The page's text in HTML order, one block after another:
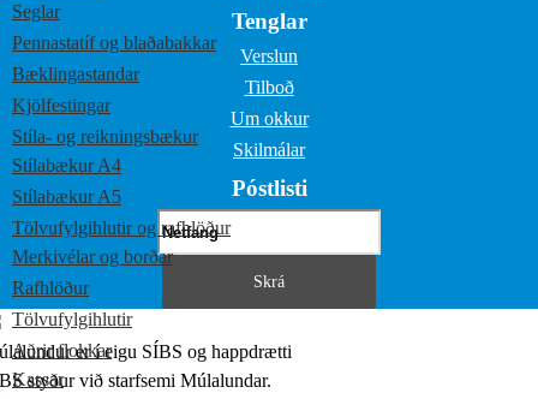
Seglar
Pennastatíf og blaðabakkar
Bæklingastandar
Kjölfestingar
Stíla- og reikningsbækur
Stílabækur A4
Stílabækur A5
Tölvufylgihlutir og rafhlöður
Merkivélar og borðar
Rafhlöður
Tölvufylgihlutir
Aðrir flokkar
Kassar
Tenglar
Verslun
Tilboð
Um okkur
Skilmálar
Póstlisti
er í eigu SÍBS og happdrætti
styður við starfsemi Múlalundar.